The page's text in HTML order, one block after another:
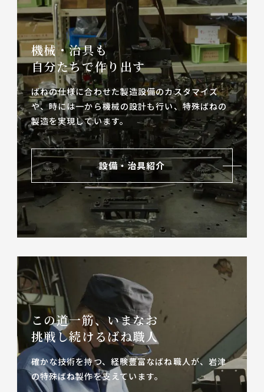
機械・治具も
自分たちで作り出す
ばねの仕様に合わせた製造設備のカスタマイズ
や、時には一から機械の設計も行い、特殊ばねの
製造を実現しています。
設備・治具紹介
この道一筋、いまなお
挑戦し続けるばね職人
確かな技術を持つ、経験豊富なばね職人が、岩津
の特殊ばね製作を支えています。